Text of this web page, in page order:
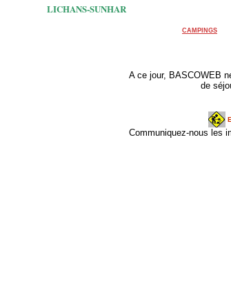
LICHANS-SUNHAR
CAMPINGS
A ce jour, BASCOWEB
de
Communiquez-nous les